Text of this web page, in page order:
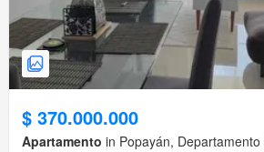
$ 370.000.000
Apartamento in Popayán,